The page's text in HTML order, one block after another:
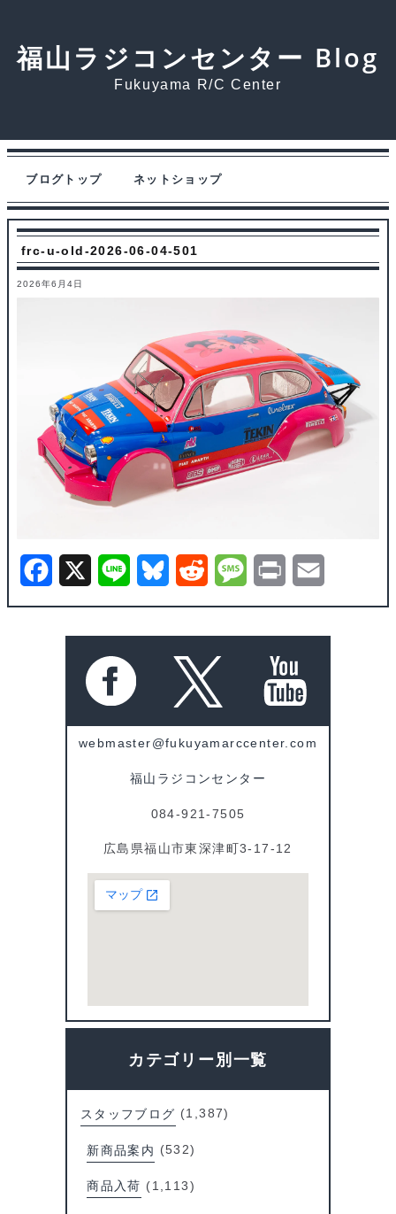
福山ラジコンセンター Blog
Fukuyama R/C Center
ブログトップ ネットショップ
frc-u-old-2026-06-04-501
2026年6月4日
X
n
e
B
u
e
k
R
d
d
i
t
M
s
g
i
n
t
a
webmaster@fukuyamarccenter.com
福山ラジコンセンター
084-921-7505
広島県福山市東深津町3-17-12
カテゴリー別一覧
スタッフブログ (1,387)
新商品案内 (532)
商品入荷 (1,113)